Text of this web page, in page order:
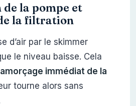
la pompe et
la filtration
d’air par le skimmer
le niveau baisse. Cela
immédiat de la
tourne alors sans